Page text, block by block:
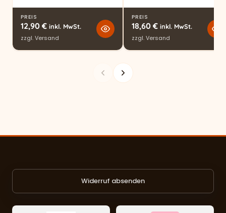
PREIS
12,90 € inkl. MwSt.
zzgl.Versand
PREIS
18,60 € inkl. MwSt.
zzgl.Versand
Widerruf absenden